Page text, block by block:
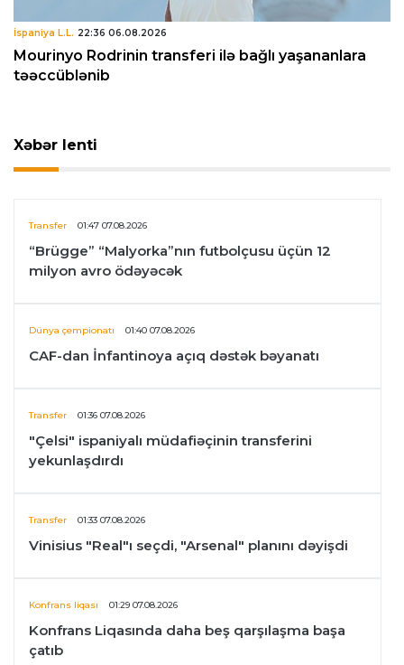
İspaniya L.L. 22:36 06.08.2026
Mourinyo Rodrinin transferi ilə bağlı yaşananlara
təəccüblənib
Xəbər lenti
Transfer 01:47 07.08.2026
“Brügge” “Malyorka”nın futbolçusu üçün 12
milyon avro ödəyəcək
Dünya çempionatı 01:40 07.08.2026
CAF-dan İnfantinoya açıq dəstək bəyanatı
Transfer 01:36 07.08.2026
"Çelsi" ispaniyalı müdafiəçinin transferini
yekunlaşdırdı
Transfer 01:33 07.08.2026
Vinisius "Real"ı seçdi, "Arsenal" planını dəyişdi
Konfrans liqası 01:29 07.08.2026
Konfrans Liqasında daha beş qarşılaşma başa
çatıb